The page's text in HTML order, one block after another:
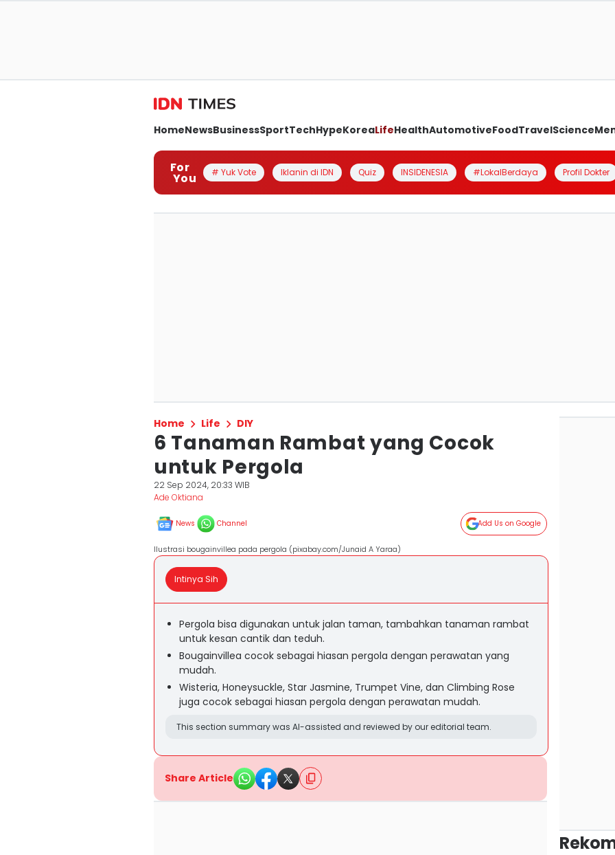
HomeNewsBusinessSportTechHypeKoreaLifeHealthAutomotiveFoodTravelScience
For
You # Yuk Vote Iklanin di IDN Quiz INSIDENESIA #LokalBerdaya Profil Dokter
Home Life DIY
6 Tanaman Rambat yang Cocok
untuk Pergola
22 Sep 2024, 20:33 WIB
Ade Oktiana
News Channel Add Us on Google
Ilustrasi bougainvillea pada pergola (pixabay.com/Junaid A Yaraa)
Intinya Sih
Pergola bisa digunakan untuk jalan taman, tambahkan tanaman rambat
untuk kesan cantik dan teduh.
Bougainvillea cocok sebagai hiasan pergola dengan perawatan yang
mudah.
Wisteria, Honeysuckle, Star Jasmine, Trumpet Vine, dan Climbing Rose
juga cocok sebagai hiasan pergola dengan perawatan mudah.
This section summary was AI-assisted and reviewed by our editorial team.
Share Article